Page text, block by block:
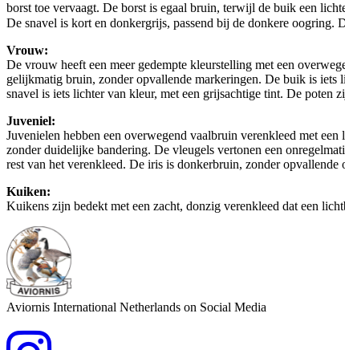
borst toe vervaagt. De borst is egaal bruin, terwijl de buik een
De snavel is kort en donkergrijs, passend bij de donkere oogring.
Vrouw:
De vrouw heeft een meer gedempte kleurstelling met een
gelijkmatig bruin, zonder opvallende markeringen. De buik is iets
snavel is iets lichter van kleur, met een grijsachtige tint. De poten
Juveniel:
Juvenielen hebben een overwegend vaalbruin verenkleed met
zonder duidelijke bandering. De vleugels vertonen een
rest van het verenkleed. De iris is donkerbruin, zonder opvallende
Kuiken:
Kuikens zijn bedekt met een zacht, donzig verenkleed dat een
Aviornis International Netherlands on Social Media